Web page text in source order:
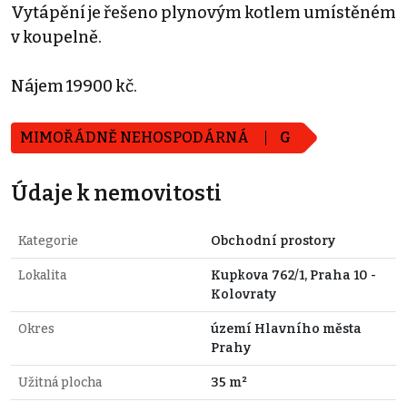
Vytápění je řešeno plynovým kotlem umístěném
v koupelně.
Nájem 19900 kč.
MIMOŘÁDNĚ NEHOSPODÁRNÁ G
Údaje k nemovitosti
Kategorie Obchodní prostory
Lokalita
Kupkova 762/1, Praha 10 -
Kolovraty
Okres
území Hlavního města
Prahy
Užitná plocha 35 m²